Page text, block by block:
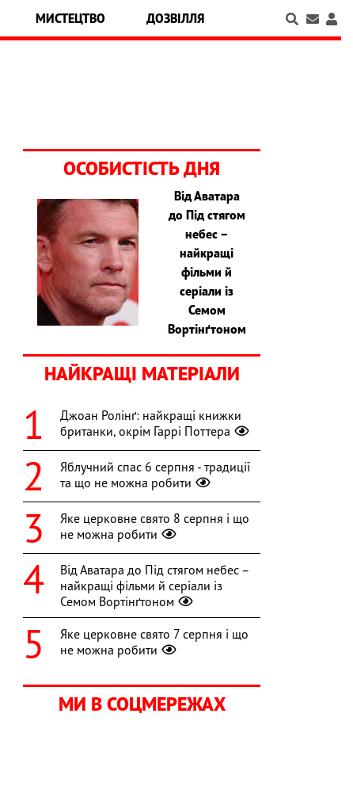
МИСТЕЦТВО ДОЗВІЛЛЯ
ОСОБИСТІСТЬ ДНЯ
Від Аватара
до Під стягом
небес –
найкращі
фільми й
серіали із
Семом
Вортінґтоном
НАЙКРАЩІ МАТЕРІАЛИ
Джоан Ролінґ: найкращі книжки
британки, окрім Гаррі Поттера
Яблучний спас 6 серпня - традиції
та що не можна робити
Яке церковне свято 8 серпня і що
не можна робити
Від Аватара до Під стягом небес –
найкращі фільми й серіали із
Семом Вортінґтоном
Яке церковне свято 7 серпня і що
не можна робити
МИ В СОЦМЕРЕЖАХ